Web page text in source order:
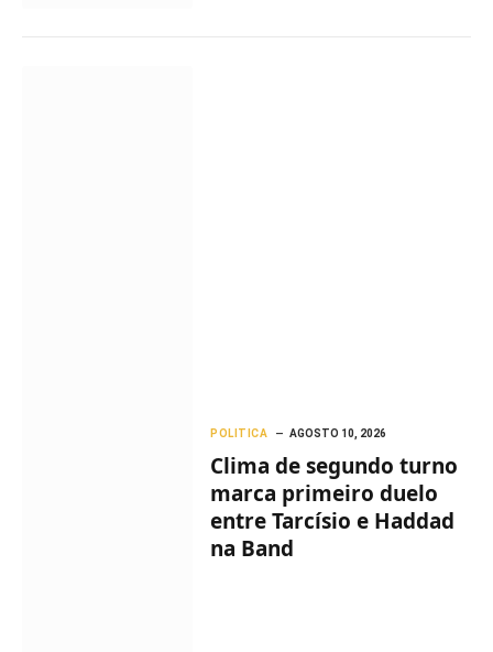
POLITICA AGOSTO 10, 2026
Clima de segundo turno
marca primeiro duelo
entre Tarcísio e Haddad
na Band